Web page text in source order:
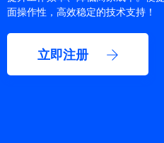
面操作性，高效稳定的技术支持！
立即注册